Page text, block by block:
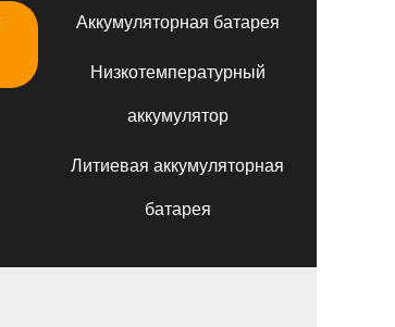
Аккумуляторная батарея
Низкотемпературный
аккумулятор
Литиевая аккумуляторная
батарея